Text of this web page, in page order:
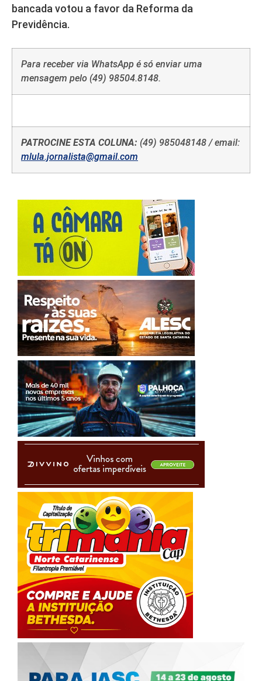
bancada votou a favor da Reforma da
Previdência.
Para receber via WhatsApp é só enviar uma
mensagem pelo (49) 98504.8148.
PATROCINE ESTA COLUNA: (49) 985048148 / email:
mlula.jornalista@gmail.com